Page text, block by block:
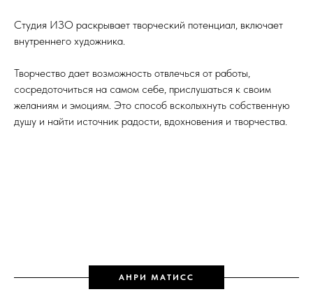
Студия ИЗО раскрывает творческий потенциал, включает
внутреннего художника.
Творчество дает возможность отвлечься от работы,
сосредоточиться на самом себе, прислушаться к своим
желаниям и эмоциям. Это способ всколыхнуть собственную
душу и найти источник радости, вдохновения и творчества.
АНРИ МАТИСС